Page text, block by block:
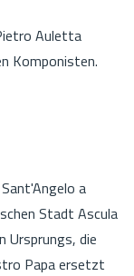
Auletta
Komponisten.
a
Stadt Ascula
Ursprungs, die
Papa ersetzt